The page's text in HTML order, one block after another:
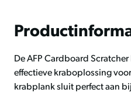
De AFP Cardboard
effectieve kraboplossing
krabplank sluit perfect aan